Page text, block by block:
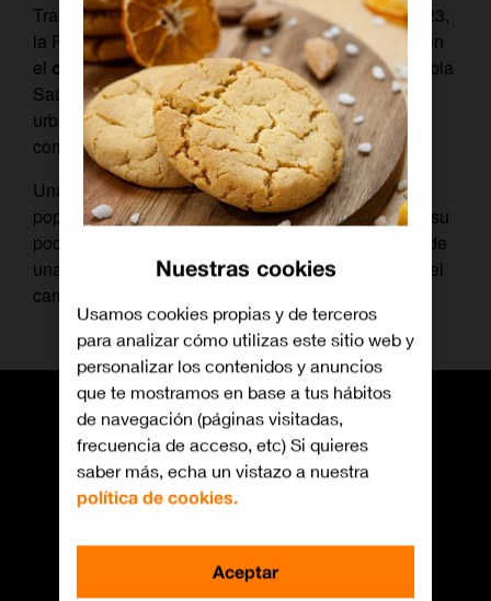
Tras el emocionante comienzo de la temporada 2023,
la F1 celebra su segunda carrera de la temporada en
el circuito internacional de Jeddah. El GP de Arabia
Saudita será una carrera nocturna en un circuito
urbano y promete ofrecernos toda la emoción de la
competiciónen DAZNa través de Orange TV.
Una segunda carrera en la que nuestro piloto más
popular,Fernando Alonso, tiene que demostrar si su
podio de Bahréin fue un espejismo o es el augurio de
una temporada en la que puede llegar a luchar por el
campeonato.
Nuestras cookies
Usamos cookies propias y de terceros
para analizar cómo utilizas este sitio web y
personalizar los contenidos y anuncios
que te mostramos en base a tus hábitos
de navegación (páginas visitadas,
frecuencia de acceso, etc) Si quieres
saber más, echa un vistazo a nuestra
política de cookies.
Aceptar